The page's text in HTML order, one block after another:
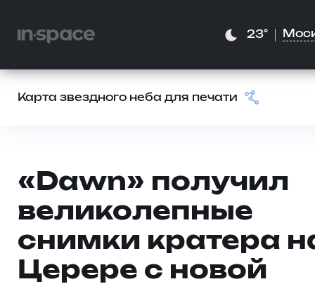
23°
Карта звездного неба для печати
«Dawn» получил
великолепные
снимки кратера
Церере с новой